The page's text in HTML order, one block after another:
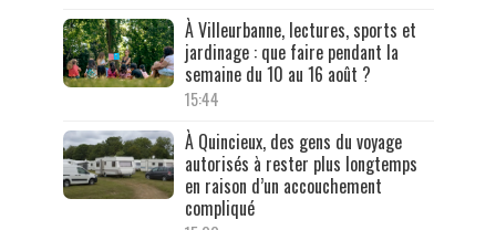
À Villeurbanne, lectures, sports et
jardinage : que faire pendant la
semaine du 10 au 16 août ?
15:44
À Quincieux, des gens du voyage
autorisés à rester plus longtemps
en raison d’un accouchement
compliqué